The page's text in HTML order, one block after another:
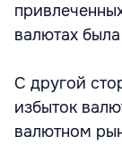
валютах
С другой
избыток
валютном